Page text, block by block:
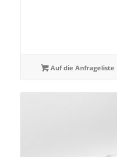
Auf die Anfrageliste